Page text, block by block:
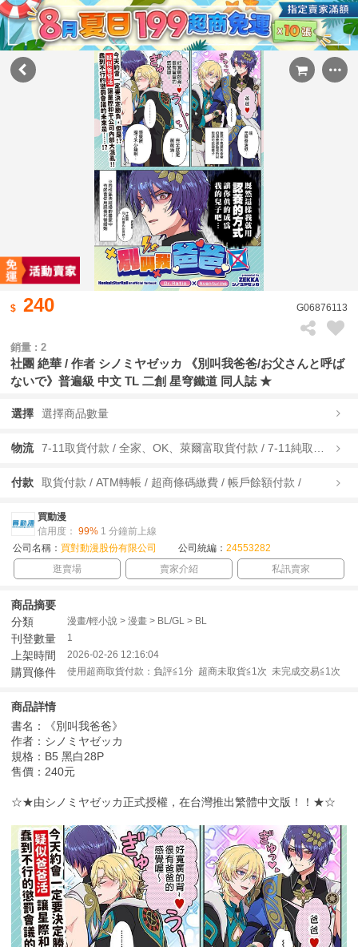
240 G06876113
銷量 : 2
社團 絶華 / 作者 シノミヤゼッカ 《別叫我爸爸/お父さんと呼ば
ないで》普遍級 中文 TL 二創 星穹鐵道 同人誌 ★
選擇 選擇商品數量
物流
付款 取貨付款 / ATM轉帳 / 超商條碼繳費 / 帳戶餘額付款 /
買動漫
信用度： 99% 1 分鐘前上線
公司名稱： 買對動漫股份有限公司 公司統編： 24553282
逛賣場
賣家介紹 私訊賣家
商品摘要
分類
漫畫/輕小說 > 漫畫 > BL/GL > BL
刊登數量 1
上架時間 2026-02-26 12:16:04
購買條件 使用超商取貨付款：負評≦1分 超商未取貨≦1次 未完成交易≦1次
商品詳情
書名：《別叫我爸爸》
作者：シノミヤゼッカ
規格：B5 黑白28P
售價：240元
☆★由シノミヤゼッカ正式授權，在台灣推出繁體中文版！！★☆